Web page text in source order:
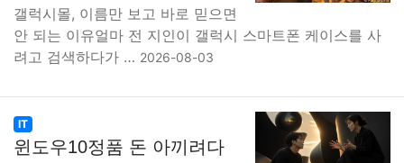
갤럭시몰, 이름만 보고 바로 믿으면
안 되는 이유얼마 전 지인이 갤럭시 스마트폰 케이스를 사
려고 검색하다가 … 2026-08-03
IT
윈도우10정품 돈 아끼려다